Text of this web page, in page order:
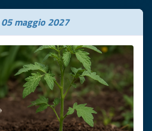
05 maggio 2027